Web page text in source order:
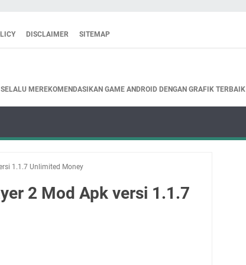
DISCLAIMER SITEMAP
MEREKOMENDASIKAN GAME ANDROID DENGAN GRAFIK TERBAIK
1.1.7 Unlimited Money
2 Mod Apk versi 1.1.7